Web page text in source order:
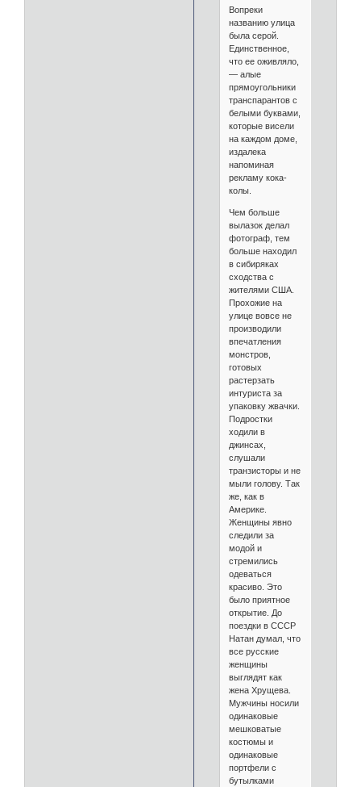
Вопреки
названию улица
была серой.
Единственное,
что ее оживляло,
— алые
прямоугольники
транспарантов с
белыми буквами,
которые висели
на каждом доме,
издалека
напоминая
рекламу кока-
колы.
Чем больше
вылазок делал
фотограф, тем
больше находил
в сибиряках
сходства с
жителями США.
Прохожие на
улице вовсе не
производили
впечатления
монстров,
готовых
растерзать
интуриста за
упаковку жвачки.
Подростки
ходили в
джинсах,
слушали
транзисторы и не
мыли голову. Так
же, как в
Америке.
Женщины явно
следили за
модой и
стремились
одеваться
красиво. Это
было приятное
открытие. До
поездки в СССР
Натан думал, что
все русские
женщины
выглядят как
жена Хрущева.
Мужчины носили
одинаковые
мешковатые
костюмы и
одинаковые
портфели с
бутылками